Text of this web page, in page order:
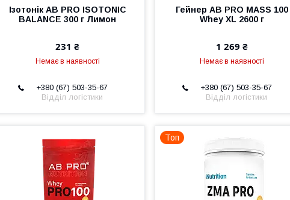
Ізотонік AB PRO ISOTONIC
BALANCE 300 г Лимон
231 ₴
Немає в наявності
+380 (67) 503-35-67
Відділ логістики
Гейнер AB PRO MASS 100
Whey XL 2600 г
1 269 ₴
Немає в наявності
+380 (67) 503-35-67
Відділ логістики
Топ